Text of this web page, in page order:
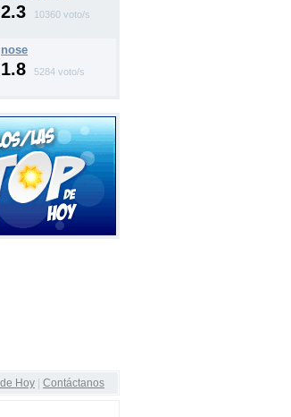
2.3 10360 voto/s
nose
1.8 5284 voto/s
Hoy Contáctanos